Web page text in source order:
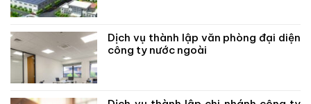
Dịch vụ thành lập văn phòng đại diện
công ty nước ngoài